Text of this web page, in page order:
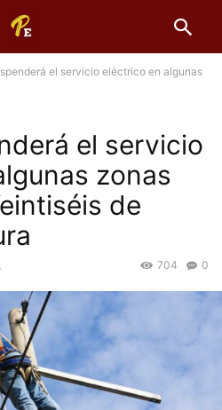
el servicio eléctrico en algunas
el servicio
zonas
de
0
704